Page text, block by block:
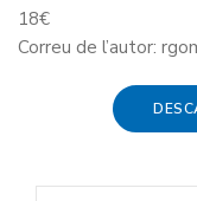
18€
Correu de l’autor: